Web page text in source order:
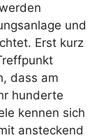
und
Erst kurz
dass am
hunderte
kennen sich
ansteckend